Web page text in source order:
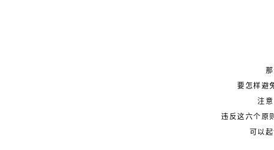
要怎样避
注意
违反这六个原
可以